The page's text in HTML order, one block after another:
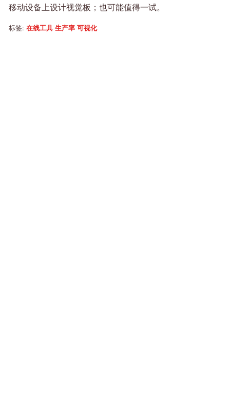
移动设备上设计视觉板；也可能值得一试。
标签: 在线工具 生产率 可视化